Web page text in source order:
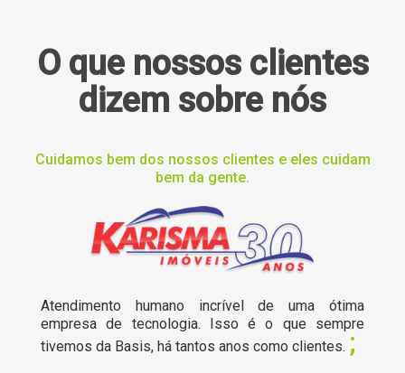
O que nossos clientes
dizem sobre nós
Cuidamos bem dos nossos clientes e eles cuidam
bem da gente.
Atendimento humano incrível de uma ótima
empresa de tecnologia. Isso é o que sempre
tivemos da Basis, há tantos anos como clientes. ;